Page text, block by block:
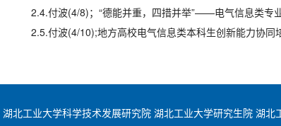
2.4.付波(4/8)；“德能并重，四措并举”——电气信息类专
2.5.付波(4/10);地方高校电气信息类本科生创新能力协
湖北工业大学科学技术发展研究院 湖北工业大学研究生院 湖北